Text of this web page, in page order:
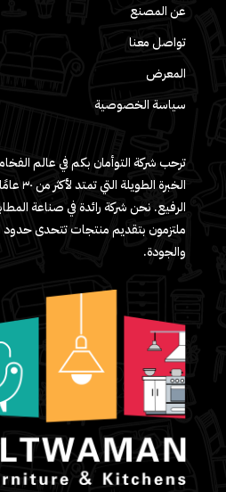
عن المصنع
تواصل معنا
المعرض
سياسة الخصوصية
ترحب شركة التوأمان بكم في عالم
الخبرة
الرفيع. نحن شركة رائدة في صناعة
ملتزمون بتقديم منتجات تتحدى
والجودة.